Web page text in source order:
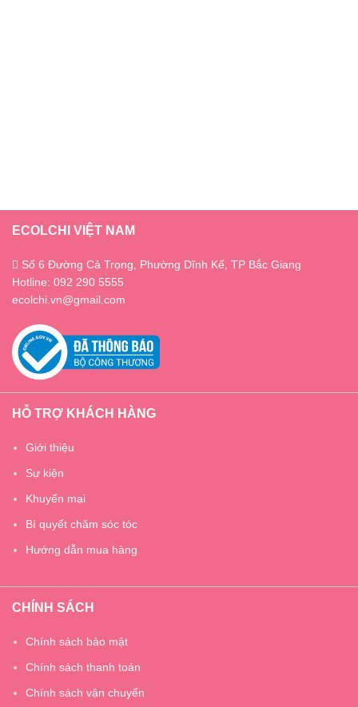
ECOLCHI VIỆT NAM
Số 6 Đường Cả Trọng, Phường Dĩnh Kế, TP Bắc Giang
Hotline: 092 290 5555
ecolchi.vn@gmail.com
HỖ TRỢ KHÁCH HÀNG
Giới thiệu
Sự kiện
Khuyến mại
Bí quyết chăm sóc tóc
Hướng dẫn mua hàng
CHÍNH SÁCH
Chính sách bảo mật
Chính sách thanh toán
Chính sách vận chuyển